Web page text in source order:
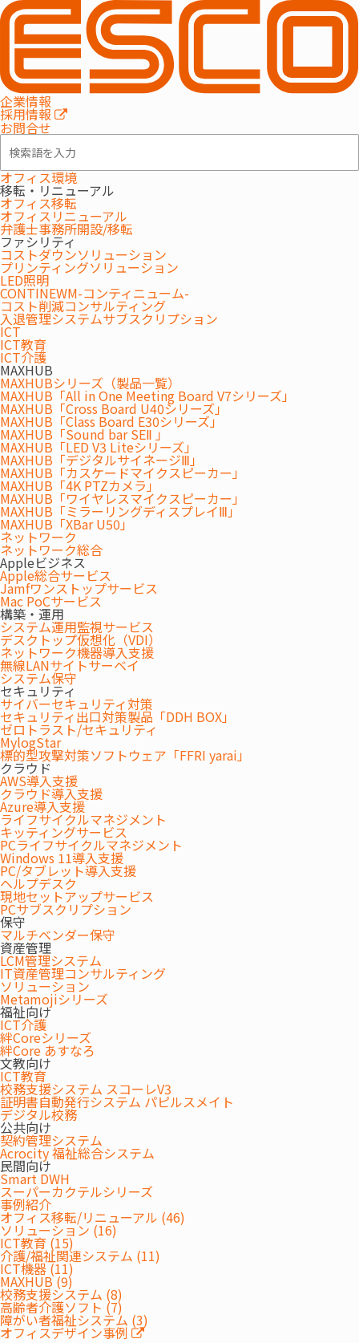
企業情報
採用情報
お問合せ
オフィス環境
移転・リニューアル
オフィス移転
オフィスリニューアル
弁護士事務所開設/移転
ファシリティ
コストダウンソリューション
プリンティングソリューション
LED照明
CONTINEWM-コンティニューム-
コスト削減コンサルティング
入退管理システムサブスクリプション
ICT
ICT教育
ICT介護
MAXHUB
MAXHUBシリーズ（製品一覧）
MAXHUB「All in One Meeting Board V7シリーズ」
MAXHUB「Cross Board U40シリーズ」
MAXHUB「Class Board E30シリーズ」
MAXHUB「Sound bar SEⅡ 」
MAXHUB「LED V3 Liteシリーズ」
MAXHUB「デジタルサイネージⅢ」
MAXHUB「カスケードマイクスピーカー」
MAXHUB「4K PTZカメラ」
MAXHUB「ワイヤレスマイクスピーカー」
MAXHUB「ミラーリングディスプレイⅢ」
MAXHUB「XBar U50」
ネットワーク
ネットワーク総合
Appleビジネス
Apple総合サービス
Jamfワンストップサービス
Mac PoCサービス
構築・運用
システム運用監視サービス
デスクトップ仮想化（VDI）
ネットワーク機器導入支援
無線LANサイトサーベイ
システム保守
セキュリティ
サイバーセキュリティ対策
セキュリティ出口対策製品「DDH BOX」
ゼロトラスト/セキュリティ
MylogStar
標的型攻撃対策ソフトウェア「FFRI yarai」
クラウド
AWS導入支援
クラウド導入支援
Azure導入支援
ライフサイクルマネジメント
キッティングサービス
PCライフサイクルマネジメント
Windows 11導入支援
PC/タブレット導入支援
ヘルプデスク
現地セットアップサービス
PCサブスクリプション
保守
マルチベンダー保守
資産管理
LCM管理システム
IT資産管理コンサルティング
ソリューション
Metamojiシリーズ
福祉向け
ICT介護
絆Coreシリーズ
絆Core あすなろ
文教向け
ICT教育
校務支援システム スコーレV3
証明書自動発行システム パピルスメイト
デジタル校務
公共向け
契約管理システム
Acrocity 福祉総合システム
民間向け
Smart DWH
スーパーカクテルシリーズ
事例紹介
オフィス移転/リニューアル (46)
ソリューション (16)
ICT教育 (15)
介護/福祉関連システム (11)
ICT機器 (11)
MAXHUB (9)
校務支援システム (8)
高齢者介護ソフト (7)
障がい者福祉システム (3)
オフィスデザイン事例